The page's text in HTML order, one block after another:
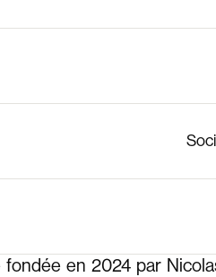
en 2024 par